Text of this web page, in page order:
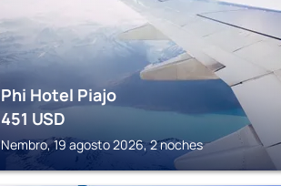
Phi Hotel Piajo
451 USD
Nembro, 19 agosto 2026, 2 noches